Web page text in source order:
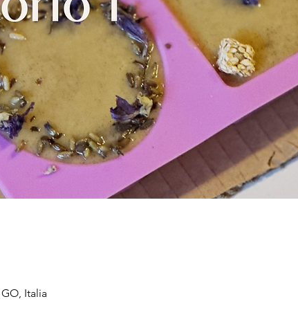
Italia